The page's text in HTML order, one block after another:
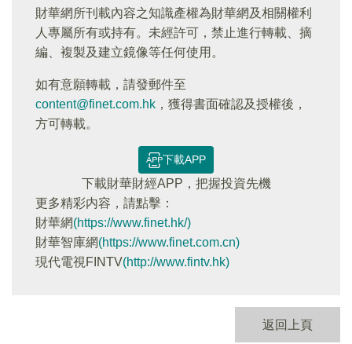
財華網所刊載內容之知識產權為財華網及相關權利
人專屬所有或持有。未經許可，禁止進行轉載、摘
編、複製及建立鏡像等任何使用。
如有意願轉載，請發郵件至
content@finet.com.hk ，獲得書面確認及授權後，
方可轉載。
下載APP
下載財華財經APP，把握投資先機
更多精彩内容，請點擊：
財華網(https://www.finet.hk/)
財華智庫網(https://www.finet.com.cn)
現代電視FINTV(http://www.fintv.hk)
返回上頁